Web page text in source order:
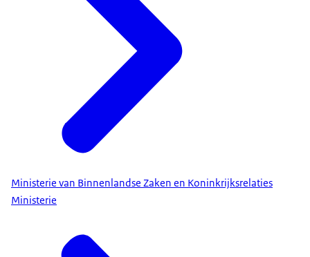
Ministerie van Binnenlandse Zaken en Koninkrijksrelaties
Ministerie